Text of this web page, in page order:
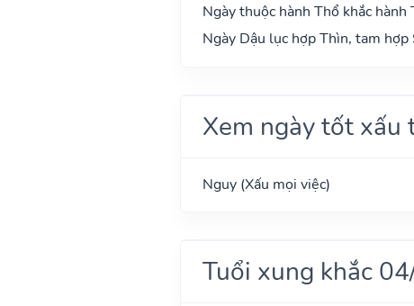
Ngày thuộc hành Thổ khắc
Ngày Dậu lục hợp Thìn, tam
Xem ngày tốt
Nguy (Xấu mọi việc)
Tuổi xung khắc